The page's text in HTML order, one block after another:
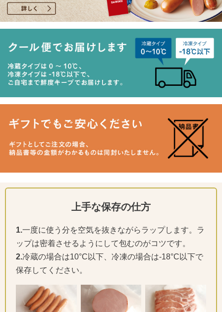
上手な保存の仕方
1.一度に使う分を空気を抜きながらラップします。ラ
ップは密着させるようにして包むのがコツです。
2.冷蔵の場合は10°C以下、冷凍の場合は-18°C以下で
保存してください。